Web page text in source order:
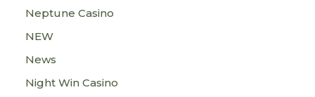
Neptune Casino
NEW
News
Night Win Casino